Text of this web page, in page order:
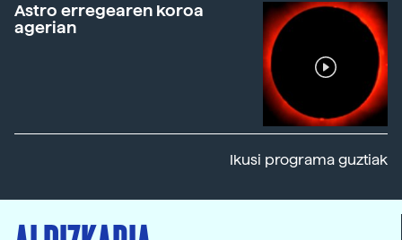
Astro erregearen koroa
agerian
Ikusi programa guztiak